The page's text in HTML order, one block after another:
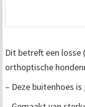
Dit betreft een
orthoptische
– Deze buitenhoes